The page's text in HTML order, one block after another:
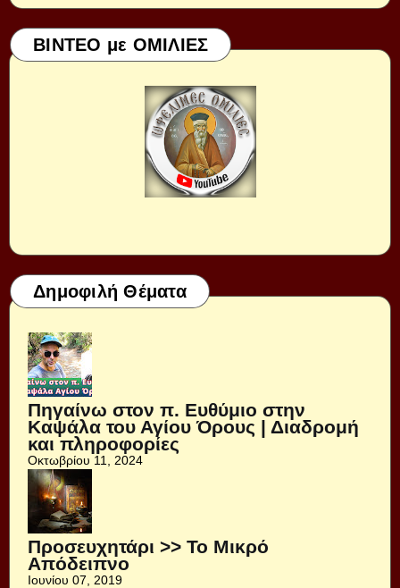
ΒΙΝΤΕΟ με ΟΜΙΛΙΕΣ
Δημοφιλή Θέματα
Πηγαίνω στον π. Ευθύμιο στην
Καψάλα του Αγίου Όρους | Διαδρομή
και πληροφορίες
Οκτωβρίου 11, 2024
Προσευχητάρι >> Το Μικρό
Απόδειπνο
Ιουνίου 07, 2019